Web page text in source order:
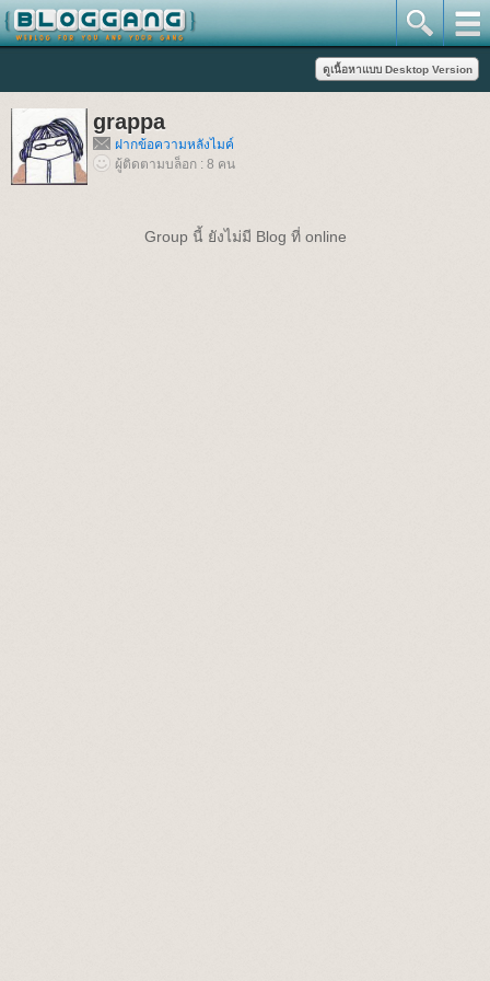
grappa
ฝากข้อความหลังไมค์
ผู้ติดตามบล็อก : 8 คน
Group นี้ ยังไม่มี Blog ที่ online